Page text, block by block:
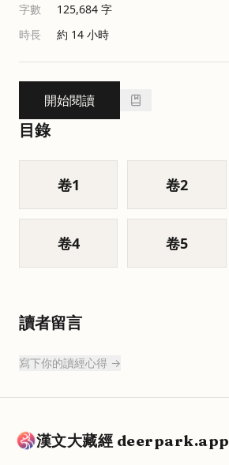
字數
125,684 字
時長
約 14 小時
開始閱讀
目錄
卷1 卷2
卷4 卷5
讀者留言
寫下你的讀經心得 →
漢文大藏經 deerpark.app